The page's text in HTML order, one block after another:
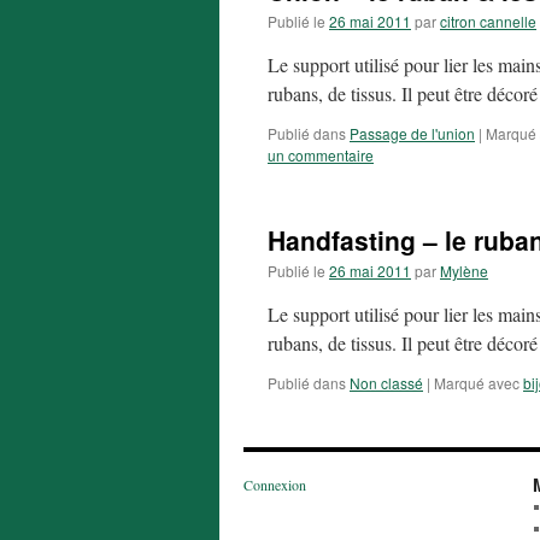
Publié le 26 mai 2011 parcitron cannelle
Le support utilisé pour lier les
rubans, de tissus. Il peut être
Publié dans Passage de l'union |
un commentaire
Handfasting – le
Publié le 26 mai 2011 parMylène
Le support utilisé pour lier les
rubans, de tissus. Il peut être
Publié dans Non classé | Marqué avec
Connexion